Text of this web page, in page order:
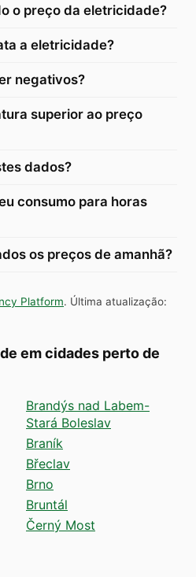
o preço da eletricidade?
a eletricidade?
negativos?
superior ao preço
dados?
consumo para horas
os preços de amanhã?
Platform. Última atualização:
em cidades perto de
Brandýs nad Labem-
Stará Boleslav
Braník
Břeclav
Brno
Bruntál
Černý Most